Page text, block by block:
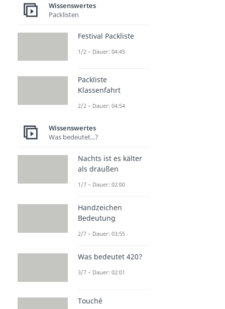
Wissenswertes
Packlisten
Festival Packliste
1/2 – Dauer: 04:45
Packliste
Klassenfahrt
2/2 – Dauer: 04:54
Wissenswertes
Was bedeutet...?
Nachts ist es kälter
als draußen
1/7 – Dauer: 02:00
Handzeichen
Bedeutung
2/7 – Dauer: 03:55
Was bedeutet 420?
3/7 – Dauer: 02:01
Touché